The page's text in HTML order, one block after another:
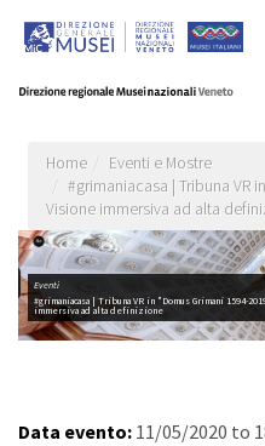
principale
Home
Eventi e Mostre
#grimaniacasa | Tribuna VR
Visione immersiva ad alta
Eventi
#grimaniacasa | Tribuna VR in "Domus Grimani 1594-
immersiva ad alta definizione
Data evento: 11/05/2020 to